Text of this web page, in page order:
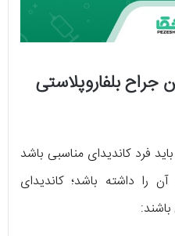
جراح بلفاروپلاستی
باید فرد کاندیدای مناسبی باشد
را داشته باشد؛ کاندیدای